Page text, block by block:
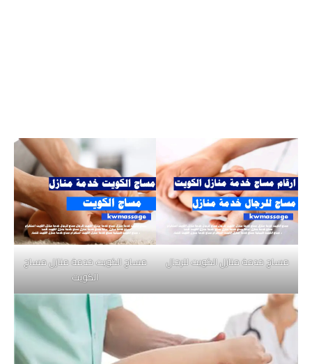
مساج خدمة منازل الكويت للرجال
مساج الكويت خدمة منازل مساج
الكويت